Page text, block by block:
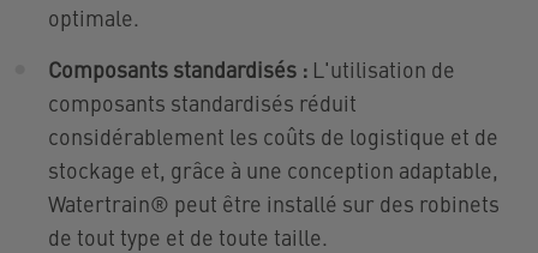
optimale.
Composants standardisés : L'utilisation de
composants standardisés réduit
considérablement les coûts de logistique et de
stockage et, grâce à une conception adaptable,
Watertrain® peut être installé sur des robinets
de tout type et de toute taille.